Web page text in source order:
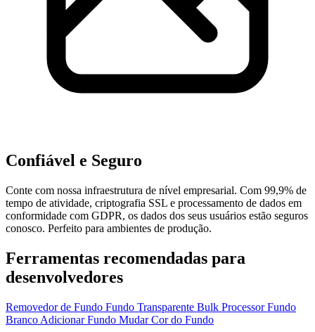
Confiável e Seguro
Conte com nossa infraestrutura de nível empresarial. Com 99,9% de
tempo de atividade, criptografia SSL e processamento de dados em
conformidade com GDPR, os dados dos seus usuários estão seguros
conosco. Perfeito para ambientes de produção.
Ferramentas recomendadas para
desenvolvedores
Removedor de Fundo Fundo Transparente Bulk ProcessorFundo
Branco Adicionar Fundo Mudar Cor do Fundo